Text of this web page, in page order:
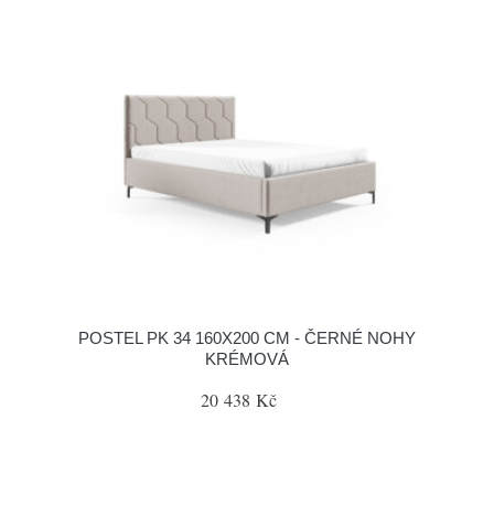
POSTEL PK 34 160X200 CM - ČERNÉ NOHY
KRÉMOVÁ
20 438 Kč